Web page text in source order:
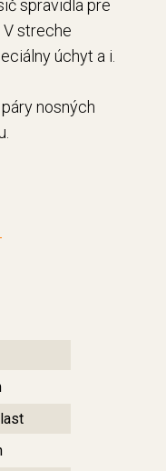
spravidla pre
streche
úchyt a i.
nosných